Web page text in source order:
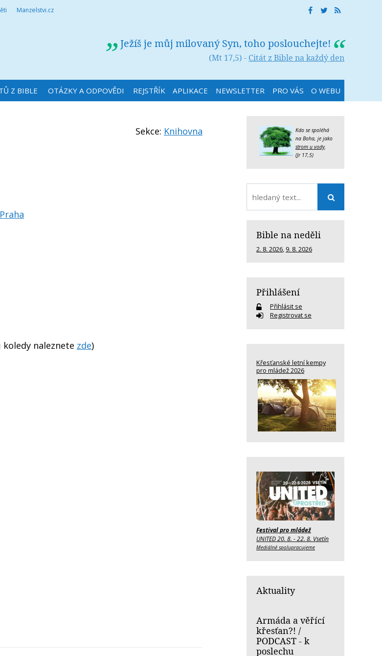
Manzelstvi.cz
Ježíš je můj milovaný Syn, toho poslouchejte!
(Mt 17,5) - Citát z Bible na každý den
Z BIBLE OTÁZKY A ODPOVĚDI REJSTŘÍK APLIKACE NEWSLETTER PRO VÁS O WEBU
Sekce: Knihovna
naleznete zde)
Kdo se spoléhá
na Boha, je jako
strom u vody.
(Jr 17,5)
Bible na neděli
2. 8. 2026, 9. 8. 2026
Přihlášení
Přihlásit se
Registrovat se
Křesťanské letní kempy
pro mládež 2026
Festival pro mládež
UNITED 20. 8. - 22. 8. Vsetín
Mediálně spolupracujeme
Aktuality
Armáda a věřící
křesťan?! /
PODCAST - k
poslechu